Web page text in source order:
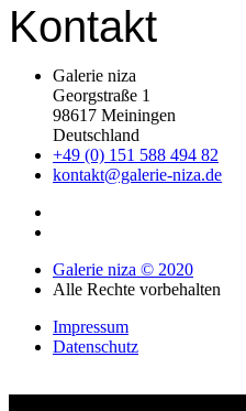
Kontakt
Galerie niza
Georgstraße 1
98617 Meiningen
Deutschland
+49 (0) 151 588 494 82
kontakt@galerie-niza.de
Galerie niza © 2020
Alle Rechte vorbehalten
Impressum
Datenschutz